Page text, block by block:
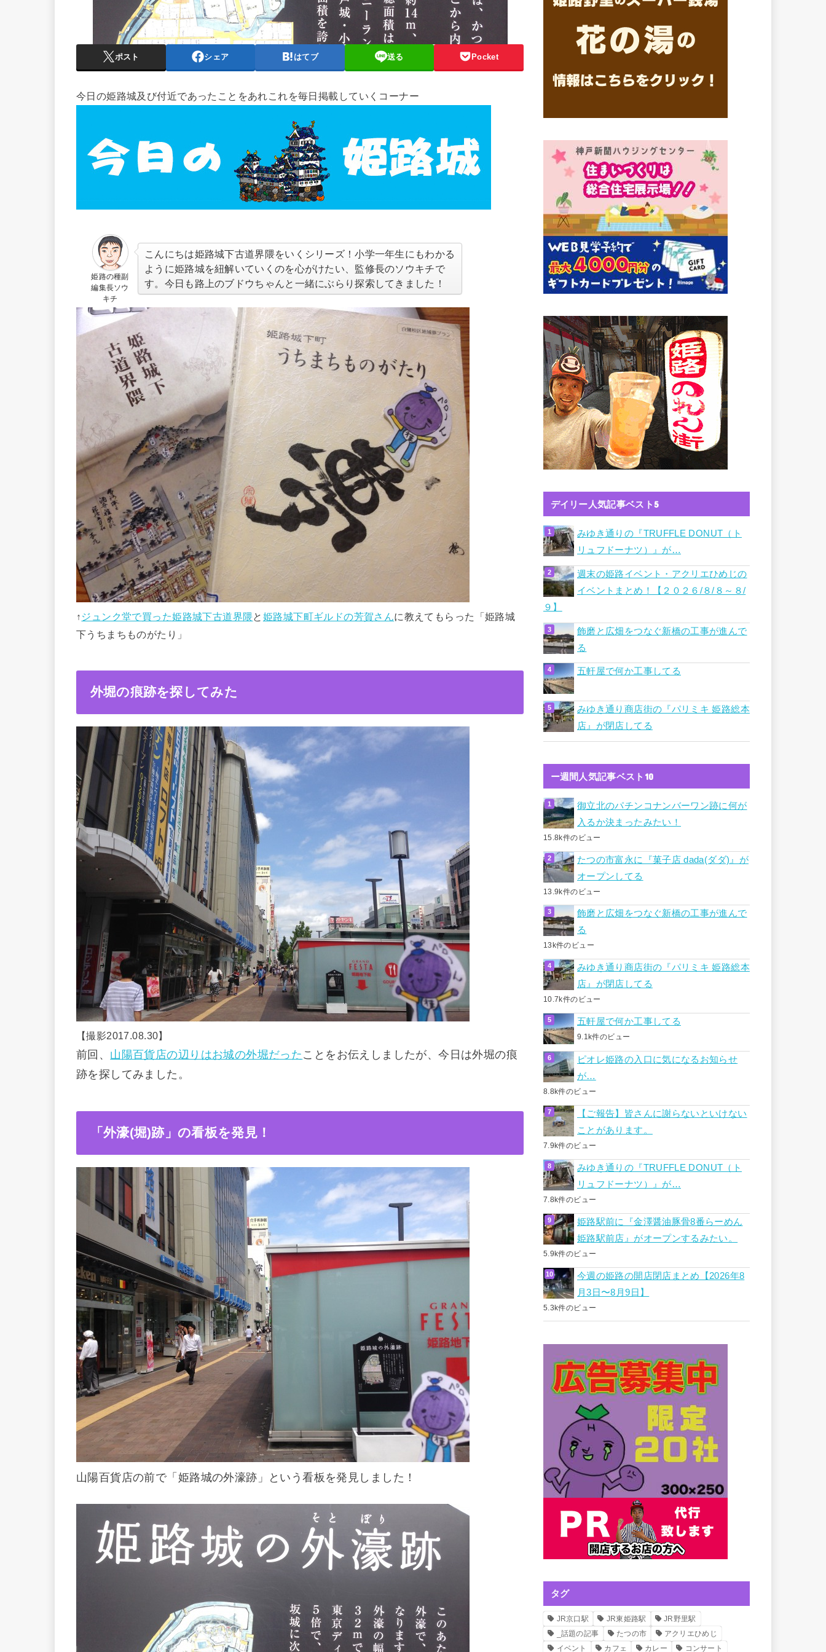
ポスト シェア はてブ 送る Pocket
今日の姫路城及び付近であったことをあれこれを毎日掲載していくコーナー
姫路の種副
編集長ソウ
キチ
こんにちは姫路城下古道界隈をいくシリーズ！小学一年生にもわかる
ように姫路城を紐解いていくのを心がけたい、監修長のソウキチで
す。今日も路上のブドウちゃんと一緒にぶらり探索してきました！
↑ ジュンク堂で買った姫路城下古道界隈と 姫路城下町ギルドの芳賀さんに教えてもらった「姫路城
下うちまちものがたり」
外堀の痕跡を探してみた
【撮影2017.08.30】
前回、 山陽百貨店の辺りはお城の外堀だった ことをお伝えしましたが、今日は外堀の痕
跡を探してみました。
「外濠(堀)跡」の看板を発見！
山陽百貨店の前で「姫路城の外濠跡」という看板を発見しました！
デイリー人気記事ベスト5
みゆき通りの『TRUFFLE DONUT（ト
リュフドーナツ）』が…
週末の姫路イベント・アクリエひめじの
イベントまとめ！【２０２６/８/８～８/
９】
飾磨と広畑をつなぐ新橋の工事が進んで
る
五軒屋で何か工事してる
みゆき通り商店街の『パリミキ 姫路総本
店』が閉店してる
ー週間人気記事ベスト10
御立北のパチンコナンバーワン跡に何が
入るか決まったみたい！
15.8k件のビュー
たつの市富永に『菓子店 dada(ダダ)』が
オープンしてる
13.9k件のビュー
飾磨と広畑をつなぐ新橋の工事が進んで
る
13k件のビュー
みゆき通り商店街の『パリミキ 姫路総本
店』が閉店してる
10.7k件のビュー
五軒屋で何か工事してる
9.1k件のビュー
ピオレ姫路の入口に気になるお知らせ
が…
8.8k件のビュー
【ご報告】皆さんに謝らないといけない
ことがあります。
7.9k件のビュー
みゆき通りの『TRUFFLE DONUT（ト
リュフドーナツ）』が…
7.8k件のビュー
姫路駅前に『金澤醤油豚骨8番らーめん
姫路駅前店』がオープンするみたい。
5.9k件のビュー
今週の姫路の開店閉店まとめ【2026年8
月3日〜8月9日】
5.3k件のビュー
タグ
JR京口駅 JR東姫路駅
JR野里駅
_話題の記事
たつの市
アクリエひめじ
イベント
カフェ カレー コンサート